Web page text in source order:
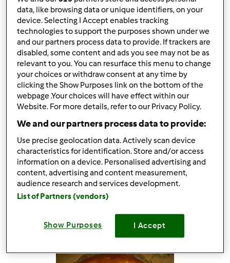
5.0 (10)
Girandole di pomodorini secchi
9 17 -- 8 40min
data, like browsing data or unique identifiers, on your
device. Selecting I Accept enables tracking
technologies to support the purposes shown under we
and our partners process data to provide. If trackers are
disabled, some content and ads you see may not be as
relevant to you. You can resurface this menu to change
your choices or withdraw consent at any time by
clicking the Show Purposes link on the bottom of the
webpage .Your choices will have effect within our
Website. For more details, refer to our Privacy Policy.
We and our partners process data to provide:
Use precise geolocation data. Actively scan device
characteristics for identification. Store and/or access
information on a device. Personalised advertising and
content, advertising and content measurement,
audience research and services development.
List of Partners (vendors)
Show Purposes I Accept